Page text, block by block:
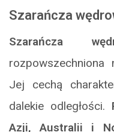
Szarańcza
Szarańcza
rozpowszechniona
Jej cechą
dalekie odległości.
Azji, Australii i